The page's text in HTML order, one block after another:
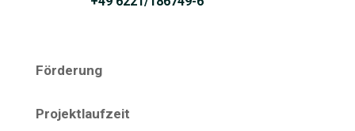
Förderung
Projektlaufzeit